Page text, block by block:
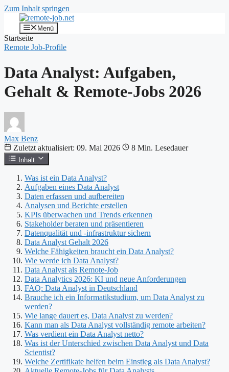
Zum Inhalt springen
Menü
Startseite
Remote Job-Profile
Data Analyst: Aufgaben,
Gehalt & Remote-Jobs 2026
Max Benz
Zuletzt aktualisiert: 09. Mai 2026
8 Min. Lesedauer
Inhalt
Was ist ein Data Analyst?
Aufgaben eines Data Analyst
Daten erfassen und aufbereiten
Analysen und Berichte erstellen
KPIs überwachen und Trends erkennen
Stakeholder beraten und präsentieren
Datenqualität und -infrastruktur sichern
Data Analyst Gehalt 2026
Welche Fähigkeiten braucht ein Data Analyst?
Wie werde ich Data Analyst?
Data Analyst als Remote-Job
Data Analytics 2026: KI und neue Anforderungen
FAQ: Data Analyst in Deutschland
Brauche ich ein Informatikstudium, um Data Analyst zu
werden?
Wie lange dauert es, Data Analyst zu werden?
Kann man als Data Analyst vollständig remote arbeiten?
Was verdient ein Data Analyst netto?
Was ist der Unterschied zwischen Data Analyst und Data
Scientist?
Welche Zertifikate helfen beim Einstieg als Data Analyst?